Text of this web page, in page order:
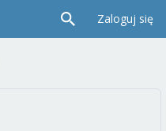
Zaloguj się